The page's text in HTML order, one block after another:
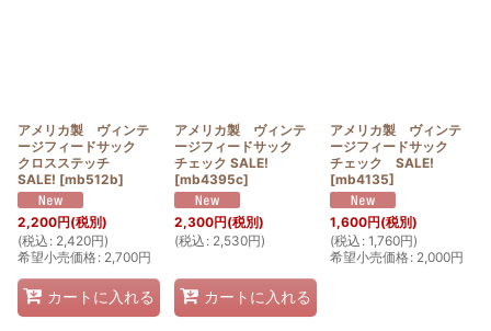
アメリカ製 ヴィンテ
ージフィードサック
クロスステッチ
SALE! [mb512b]
2,200円(税別)
(税込 : 2,420円)
希望小売価格: 2,700円
カートに入れる
アメリカ製 ヴィンテ
ージフィードサック
チェック SALE!
[mb4395c]
2,300円(税別)
(税込 : 2,530円)
カートに入れる
アメリカ製 ヴィンテ
ージフィードサック
チェック SALE!
[mb4135]
1,600円(税別)
(税込 : 1,760円)
希望小売価格: 2,000円